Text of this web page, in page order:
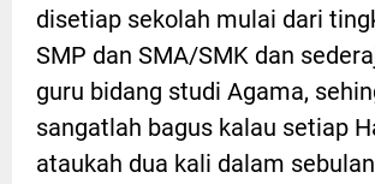
disetiap sekolah mulai dari
SMP dan SMA/SMK dan
guru bidang studi Agama,
sangatlah bagus kalau setiap
ataukah dua kali dalam sebulan